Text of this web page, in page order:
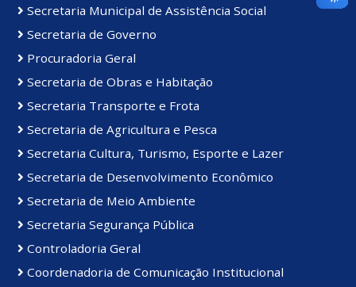
Secretaria Municipal de Assistência Social
Secretaria de Governo
Procuradoria Geral
Secretaria de Obras e Habitação
Secretaria Transporte e Frota
Secretaria de Agricultura e Pesca
Secretaria Cultura, Turismo, Esporte e Lazer
Secretaria de Desenvolvimento Econômico
Secretaria de Meio Ambiente
Secretaria Segurança Pública
Controladoria Geral
Coordenadoria de Comunicação Institucional